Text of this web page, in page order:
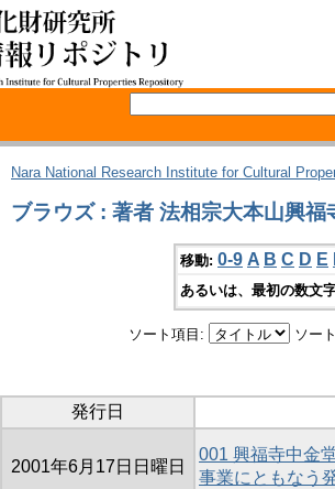
Nara National Research Institute for Cultural
ブラウズ : 著者 法相宗大本山興福
移動: 0-9 A B C D E
あるいは、最初の数文
ソート項目: ソー
発行日
2001年6月17日日曜日
001 興福寺中金
事業にともなう